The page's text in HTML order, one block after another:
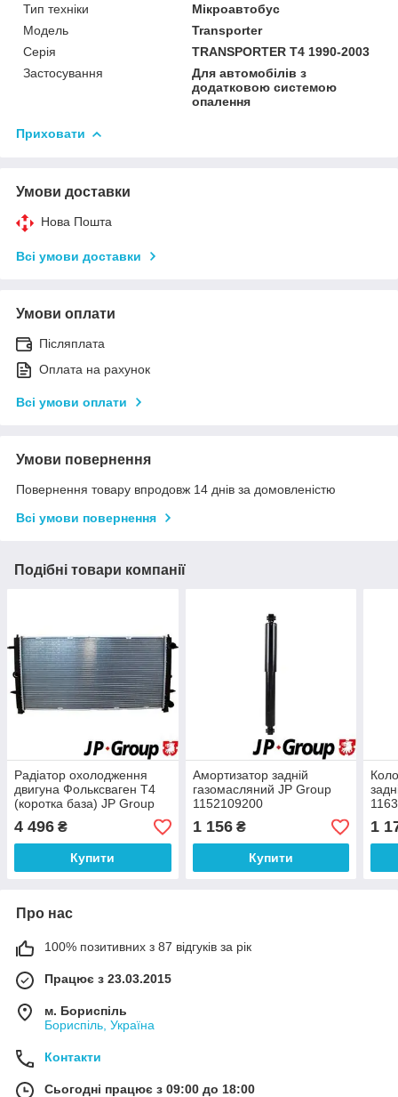
Тип техніки
Мікроавтобус
Модель
Transporter
Серія
TRANSPORTER T4 1990-2003
Застосування
Для автомобілів з
додатковою системою
опалення
Приховати
Умови доставки
Нова Пошта
Всі умови доставки
Умови оплати
Післяплата
Оплата на рахунок
Всі умови оплати
Умови повернення
Повернення товару впродовж 14 днів за домовленістю
Всі умови повернення
Подібні товари компанії
Радіатор охолодження
двигуна Фольксваген Т4
(коротка база) JP Group
1114206400
4 496 ₴
Купити
Амортизатор задній
газомасляний JP Group
1152109200
1 156₴
Купити
1
Про нас
100% позитивних з 87 відгуків за рік
Працює з 23.03.2015
м. Бориспіль
Бориспіль, Україна
Контакти
Сьогодні працює з 09:00 до 18:00